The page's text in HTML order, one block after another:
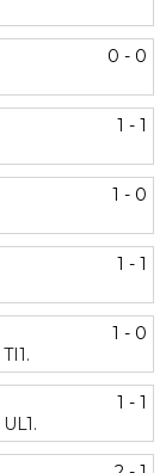
0 - 0
1 - 1
1 - 0
1 - 1
1 - 0
TI1.
1 - 1
UL1.